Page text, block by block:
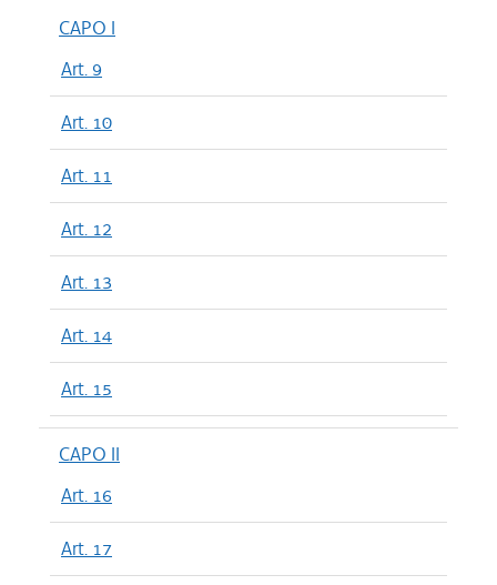
CAPO I
Art. 9
Art. 10
Art. 11
Art. 12
Art. 13
Art. 14
Art. 15
CAPO II
Art. 16
Art. 17